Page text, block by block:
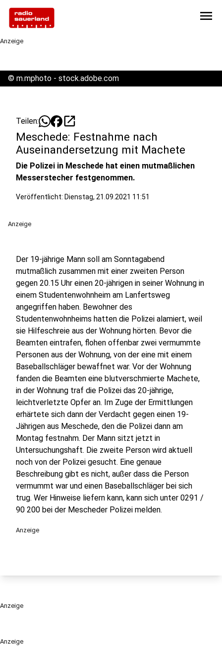
menu
Anzeige
Anzeige
© m.mphoto - stock.adobe.com
Teilen: open_in_new
Meschede: Festnahme nach
Auseinandersetzung mit Machete
Die Polizei in Meschede hat einen mutmaßlichen
Messerstecher festgenommen.
Veröffentlicht: Dienstag, 21.09.2021 11:51
Anzeige
Der 19-jährige Mann soll am Sonntagabend
mutmaßlich zusammen mit einer zweiten Person
gegen 20.15 Uhr einen 20-jährigen in seiner Wohnung in
einem Studentenwohnheim am Lanfertsweg
angegriffen haben. Bewohner des
Studentenwohnheims hatten die Polizei alamiert, weil
sie Hilfeschreie aus der Wohnung hörten. Bevor die
Beamten eintrafen, flohen offenbar zwei vermummte
Personen aus der Wohnung, von der eine mit einem
Baseballschläger bewaffnet war. Vor der Wohnung
fanden die Beamten eine blutverschmierte Machete,
in der Wohnung traf die Polizei das 20-jährige,
leichtverletzte Opfer an. Im Zuge der Ermittlungen
erhärtete sich dann der Verdacht gegen einen 19-
Jährigen aus Meschede, den die Polizei dann am
Montag festnahm. Der Mann sitzt jetzt in
Untersuchungshaft. Die zweite Person wird aktuell
noch von der Polizei gesucht. Eine genaue
Beschreibung gibt es nicht, außer dass die Person
vermummt war und einen Baseballschläger bei sich
trug. Wer Hinweise liefern kann, kann sich unter 0291 /
90 200 bei der Mescheder Polizei melden.
Anzeige
Anzeige